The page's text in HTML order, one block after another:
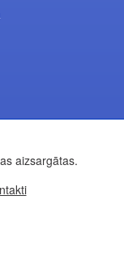
aizsargātas.